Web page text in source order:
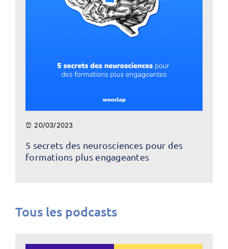
⏰ 20/03/2023
5 secrets des neurosciences pour des
formations plus engageantes
Tous les podcasts